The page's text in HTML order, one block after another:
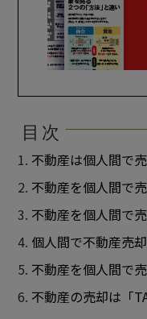
目次
不動産は個人間で
不動産を個人間で
不動産を個人間で
個人間で不動産売
不動産を個人間で
不動産の売却は「